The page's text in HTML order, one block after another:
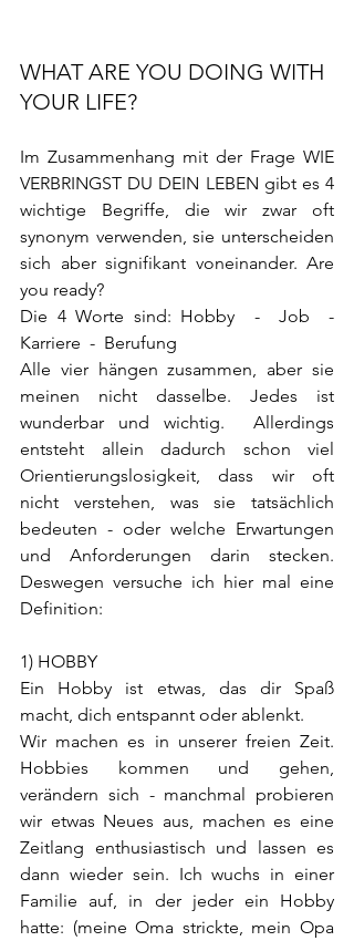
WHAT ARE YOU DOING WITH
YOUR LIFE?
Im Zusammenhang mit der Frage WIE
VERBRINGST DU DEIN LEBEN gibt es 4
wichtige Begriffe, die wir zwar oft
synonym verwenden, sie unterscheiden
sich aber signifikant voneinander. Are
you ready?
Die 4 Worte sind: Hobby  -  Job  -
Karriere  -  Berufung
Alle vier hängen zusammen, aber sie
meinen nicht dasselbe. Jedes ist
wunderbar und wichtig.  Allerdings
entsteht allein dadurch schon viel
Orientierungslosigkeit, dass wir oft
nicht verstehen, was sie tatsächlich
bedeuten - oder welche Erwartungen
und Anforderungen darin stecken.
Deswegen versuche ich hier mal eine
Definition:
1) HOBBY
Ein Hobby ist etwas, das dir Spaß
macht, dich entspannt oder ablenkt.
Wir machen es in unserer freien Zeit.
Hobbies kommen und gehen,
verändern sich - manchmal probieren
wir etwas Neues aus, machen es eine
Zeitlang enthusiastisch und lassen es
dann wieder sein. Ich wuchs in einer
Familie auf, in der jeder ein Hobby
hatte: (meine Oma strickte, mein Opa